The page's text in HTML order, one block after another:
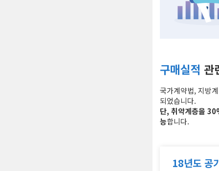
구매실적 관
국가계약법, 지방
되었습니다.
단, 취약계층을
능합니다.
18년도 공